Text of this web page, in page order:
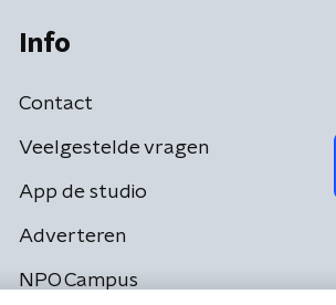
Info
Contact
Veelgestelde vragen
App de studio
Adverteren
NPO Campus